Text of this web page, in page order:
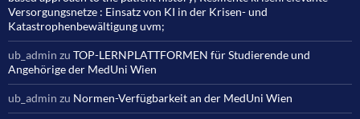
Versorgungsnetze : Einsatz von KI in der Krisen- und
Katastrophenbewältigung uvm;
ub_admin zu TOP-LERNPLATTFORMEN für Studierende und
Angehörige der MedUni Wien
ub_admin zu Normen-Verfügbarkeit an der MedUni Wien